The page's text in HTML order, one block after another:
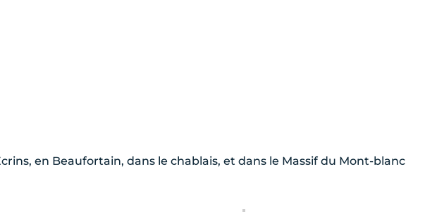
en Beaufortain, dans le chablais, et dans le Massif du Mont-blanc